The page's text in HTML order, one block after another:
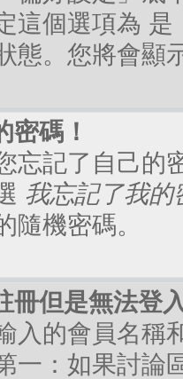
這個選項為 是
態。您將會顯
密碼！
忘記了自己的
我忘記了我的
隨機密碼。
冊但是無法登
入的會員名稱
一：如果討論